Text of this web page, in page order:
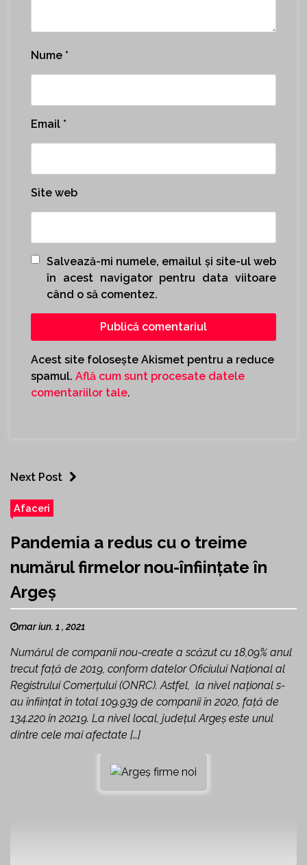
Nume *
Email *
Site web
Salvează-mi numele, emailul și site-ul web
în acest navigator pentru data viitoare
când o să comentez.
Acest site folosește Akismet pentru a reduce
spamul. Află cum sunt procesate datele
comentariilor tale.
Next Post
Afaceri
Pandemia a redus cu o treime
numărul firmelor nou-înființate în
Argeș
mar iun. 1 , 2021
Numărul de companii nou-create a scăzut cu 18,09% anul
trecut faţă de 2019, conform datelor Oficiului Naţional al
Registrului Comerţului (ONRC). Astfel, la nivel național s-
au înfiinţat în total 109.939 de companii în 2020, faţă de
134.220 în 20219. La nivel local, județul Argeș este unul
dintre cele mai afectate […]